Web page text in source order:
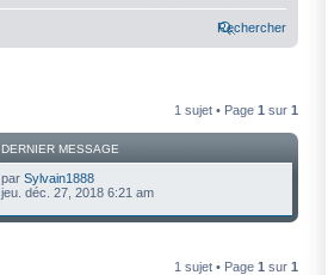
Rechercher
1 sujet • Page 1 sur 1
DERNIER MESSAGE
par Sylvain1888
jeu. déc. 27, 2018 6:21 am
1 sujet • Page 1 sur 1